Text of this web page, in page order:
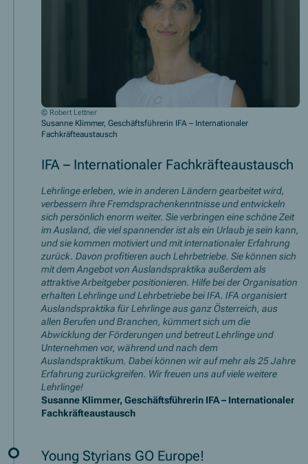
© Robert Lettner
Susanne Klimmer, Geschäftsführerin IFA – Internationaler
Fachkräfteaustausch
IFA – Internationaler Fachkräfteaustausch
Lehrlinge erleben, wie in anderen Ländern gearbeitet wird,
verbessern ihre Fremdsprachenkenntnisse und entwickeln
sich persönlich enorm weiter. Sie verbringen eine schöne Zeit
im Ausland, die viel spannender ist als ein Urlaub je sein kann,
und sie kommen motiviert und mit internationaler Erfahrung
zurück. Davon profitieren auch Lehrbetriebe. Sie können sich
mit dem Angebot von Auslandspraktika außerdem als
attraktive Arbeitgeber positionieren. Hilfe bei der Organisation
erhalten Lehrlinge und Lehrbetriebe bei IFA. IFA organisiert
Auslandspraktika für Lehrlinge aus ganz Österreich, aus
allen Berufen und Branchen, kümmert sich um die
Abwicklung der Förderungen und betreut Lehrlinge und
Unternehmen vor, während und nach dem
Auslandspraktikum. Dabei können wir auf mehr als 25 Jahre
Erfahrung zurückgreifen. Wir freuen uns auf viele weitere
Lehrlinge!
Susanne Klimmer, Geschäftsführerin IFA – Internationaler
Fachkräfteaustausch
Young Styrians GO Europe!